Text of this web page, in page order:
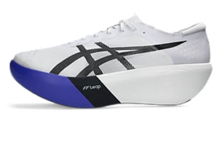
FF TURBO™ PLUS cushioning
This midsole foam is extremely lightweight and bouncier
than FF TURBO™ cushioning. It's designed for an even
more advanced energy return and cushioning experience
during your run.
Curved sole design helps runners conserve more
energy in each step
Carbon plate